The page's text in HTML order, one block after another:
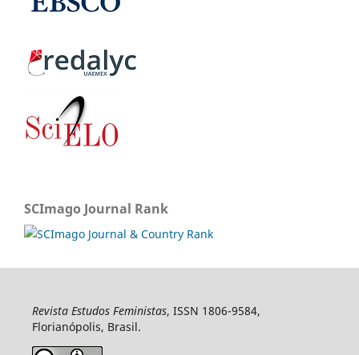
SCImago Journal Rank
Revista Estudos Feministas, ISSN 1806-9584,
Florianópolis, Brasil.